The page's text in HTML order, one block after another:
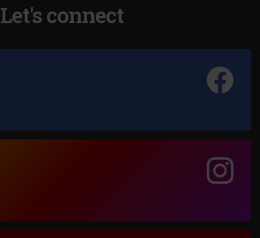
Let's connect